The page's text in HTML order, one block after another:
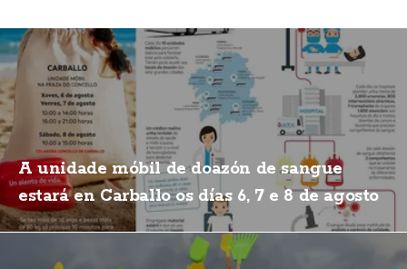
A unidade móbil de doazón de sangue
estará en Carballo os días 6, 7 e 8 de agosto